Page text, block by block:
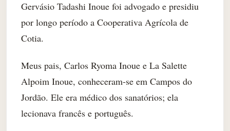
Gervásio Tadashi Inoue foi advogado e presidiu
por longo período a Cooperativa Agrícola de
Cotia.
Meus pais, Carlos Ryoma Inoue e La Salette
Alpoim Inoue, conheceram-se em Campos do
Jordão. Ele era médico dos sanatórios; ela
lecionava francês e português.